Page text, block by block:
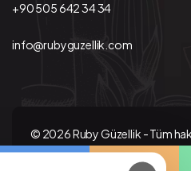
+90 505 642 34 34
info@rubyguzellik.com
© 2026 Ruby Güzellik - Tüm
saklıdır.